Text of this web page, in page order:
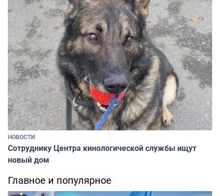
НОВОСТИ
Сотруднику Центра кинологической службы ищут
новый дом
Главное и популярное